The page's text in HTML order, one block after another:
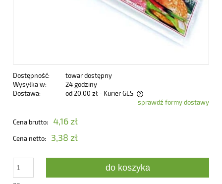
Dostępność:
towar dostępny
Wysyłka w:
24 godziny
Dostawa:
od 20,00 zł - Kurier GLS
Cena nie zawiera ewentualnych kosztów płatnościsprawdź formy dostawy
Cena brutto: 4,16 zł
Cena netto: 3,38 zł
do koszyka